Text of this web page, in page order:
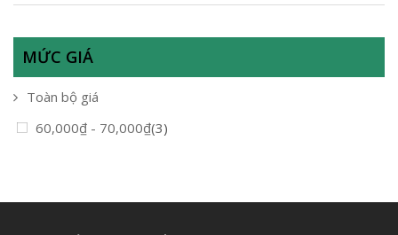
MỨC GIÁ
Toàn bộ giá
60,000₫ - 70,000₫(3)